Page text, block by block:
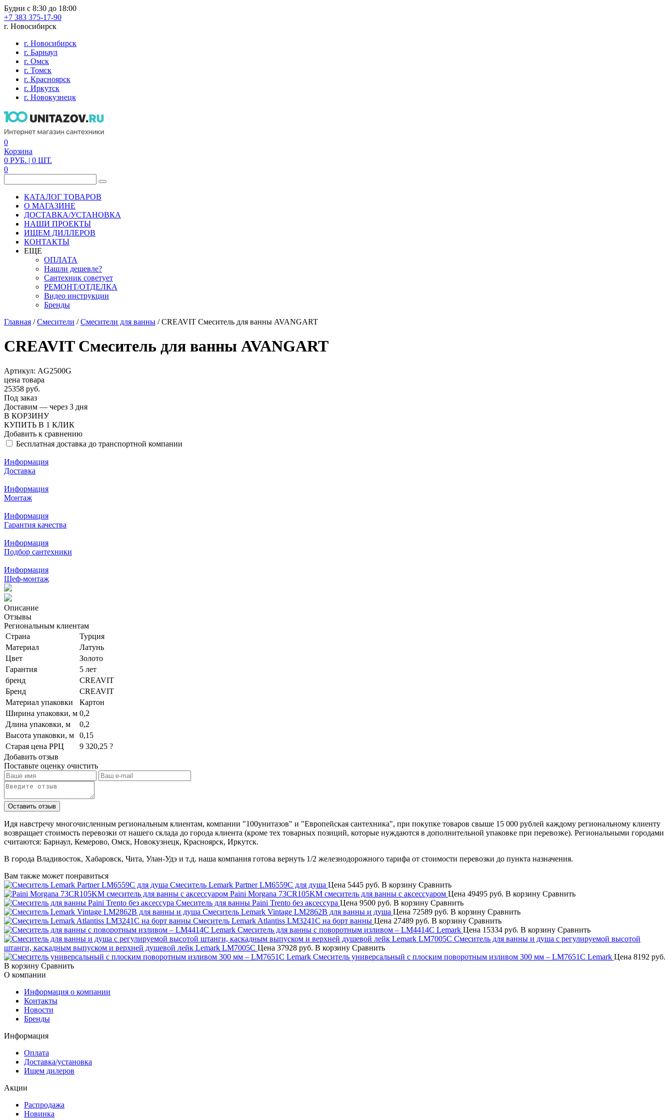
Будни с 8:30 до 18:00
+7 383 375-17-90
г. Новосибирск
г. Новосибирск
г. Барнаул
г. Омск
г. Томск
г. Красноярск
г. Иркутск
г. Новокузнецк
0
Корзина
0 РУБ. | 0 ШТ.
0
КАТАЛОГ ТОВАРОВ
О МАГАЗИНЕ
ДОСТАВКА/УСТАНОВКА
НАШИ ПРОЕКТЫ
ИЩЕМ ДИЛЛЕРОВ
КОНТАКТЫ
ЕЩЕ
ОПЛАТА
Нашли дешевле?
Сантехник советует
РЕМОНТ/ОТДЕЛКА
Видео инструкции
Бренды
Главная /Смесители /Смесители для ванны /CREAVIT Cмеситель для ванны AVANGART
CREAVIT Cмеситель для ванны AVANGART
Артикул: AG2500G
цена товара
25358 руб.
Под заказ
Доставим — через 3 дня
В КОРЗИНУ
КУПИТЬ В 1 КЛИК
Добавить к сравнению
Бесплатная доставка до транспортной компании
Информация
Доставка
Информация
Монтаж
Информация
Гарантия качества
Информация
Подбор сантехники
Информация
Шеф-монтаж
Описание
Отзывы
Региональным клиентам
Страна
Турция
Материал
Латунь
Цвет
Золото
Гарантия
5 лет
бренд
CREAVIT
Бренд
CREAVIT
Материал упаковки
Картон
Ширина упаковки, м 0,2
Длина упаковки, м
0,2
Высота упаковки, м
0,15
Старая цена РРЦ
9 320,25 ?
Добавить отзыв
Поставьте оценку очистить
Идя навстречу многочисленным региональным клиентам, компании "100унитазов" и "Европейская сантехника", при покупке товаров свыше 15 000 рублей каждому региональному клиенту
возвращает стоимость перевозки от нашего склада до города клиента (кроме тех товарных позиций, которые нуждаются в дополнительной упаковке при перевозке). Региональными городами
считаются: Барнаул, Кемерово, Омск, Новокузнецк, Красноярск, Иркутск.
В города Владивосток, Хабаровск, Чита, Улан-Удэ и т.д. наша компания готова вернуть 1/2 железнодорожного тарифа от стоимости перевозки до пункта назначения.
Вам также может понравиться
Смеситель Lemark Partner LM6559C для душа Цена 5445 руб. В корзину Сравнить
Paini Morgana 73CR105KM смеситель для ванны с аксессуаром Цена 49495 руб. В корзину Сравнить
Смеситель для ванны Paini Trento без аксессура Цена 9500 руб. В корзину Сравнить
Смеситель Lemark Vintage LM2862B для ванны и душа Цена 72589 руб. В корзину Сравнить
Смеситель Lemark Atlantiss LM3241C на борт ванны Цена 27489 руб. В корзину Сравнить
Смеситель для ванны с поворотным изливом – LM4414C Lemark Цена 15334 руб. В корзину Сравнить
Смeситель для ванны и душа с регулируемой высотой
штанги, каскадным выпуском и верхней душевой лейк Lemark LM7005C Цена 37928 руб. В корзину Сравнить
Смеситель универсальный с плоским поворотным изливом 300 мм – LM7651C Lemark Цена 8192 руб.
В корзину Сравнить
О компании
Информация о компании
Контакты
Новости
Бренды
Информация
Оплата
Доставка/установка
Ищем дилеров
Акции
Распродажа
Новинка